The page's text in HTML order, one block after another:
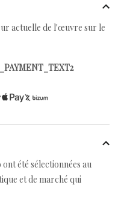
actuelle de l'œuvre sur le
été sélectionnées au
et de marché qui